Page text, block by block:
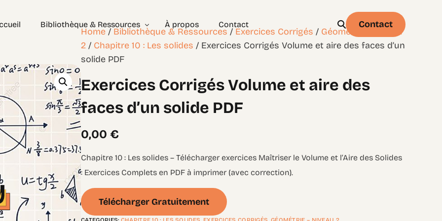
Bibliothèque & Ressources
Exercices Corrigés
– les bases Géométrie – Niveau 2 Physique Statistique & probabilités – Niveau 1
À propos Contact Contact
Home / Bibliothèque & Ressources / Exercices Corrigés / Géométrie – Niveau
2 / Chapitre 10 : Les solides / Exercices Corrigés Volume et aire des faces d’un
solide PDF
Exercices Corrigés Volume et aire des
faces d’un solide PDF
0,00€
Chapitre 10 : Les solides – Télécharger exercices Maîtriser le Volume et l’Aire des Solides
: Exercices Complets en PDF à imprimer (avec correction).
Télécharger Gratuitement